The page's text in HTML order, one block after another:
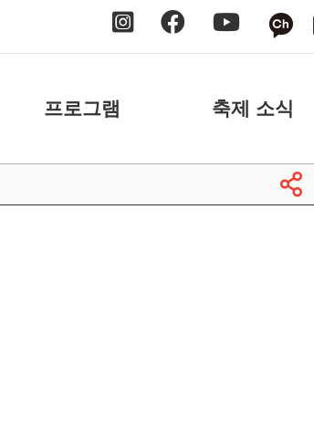
프로그램
날짜별
장소별
축제 소식
공지사항
보도자료